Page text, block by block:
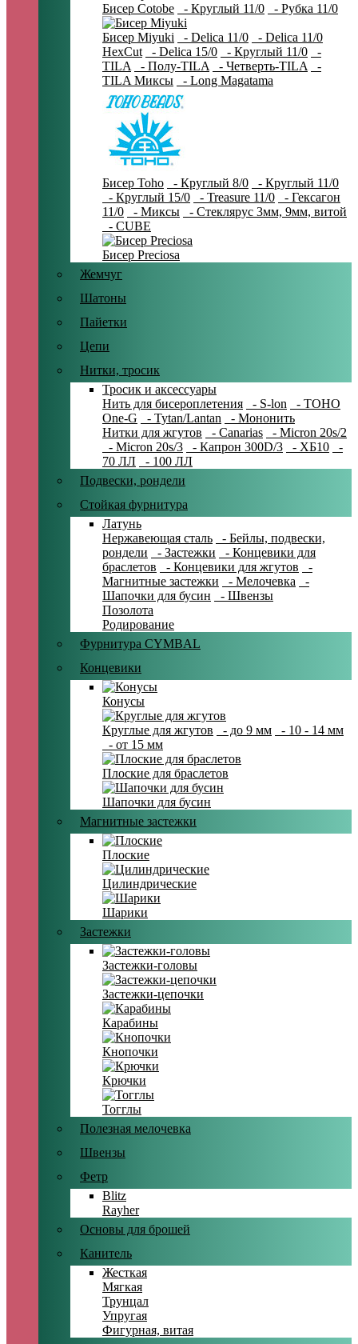
Бисер Cotobe - Круглый 11/0 - Рубка 11/0
Бисер Miyuki - Delica 11/0
- Delica 11/0
HexCut
- Delica 15/0 - Круглый 11/0
-
TILA
- Полу-TILA - Четверть-TILA
-
TILA Миксы
- Long Magatama
Бисер Toho - Круглый 8/0
- Круглый 11/0
- Круглый 15/0
- Treasure 11/0
- Гексагон
11/0
- Миксы
- Стеклярус 3мм, 9мм, витой
- CUBE
Бисер Preciosa
Жемчуг
Шатоны
Пайетки
Цепи
Нитки, тросик
Тросик и аксессуары
Нить для бисероплетения
- S-lon
- TOHO
One-G
- Tytan/Lantan
- Мононить
Нитки для жгутов
- Canarias
- Micron 20s/2
- Micron 20s/3
- Капрон 300D/3 - ХБ10
-
70 ЛЛ
- 100 ЛЛ
Подвески, рондели
Стойкая фурнитура
Латунь
Нержавеющая сталь
- Бейлы, подвески,
рондели
- Застежки
- Концевики для
браслетов
- Концевики для жгутов
-
Магнитные застежки
- Мелочевка
-
Шапочки для бусин
- Швензы
Позолота
Родирование
Фурнитура CYMBAL
Концевики
Конусы
Круглые для жгутов - до 9 мм
- 10 - 14 мм
- от 15 мм
Плоские для браслетов
Шапочки для бусин
Магнитные застежки
Плоские
Цилиндрические
Шарики
Застежки
Застежки-головы
Застежки-цепочки
Карабины
Кнопочки
Крючки
Тогглы
Полезная мелочевка
Швензы
Фетр
Blitz
Rayher
Основы для брошей
Канитель
Жесткая
Мягкая
Трунцал
Упругая
Фигурная, витая